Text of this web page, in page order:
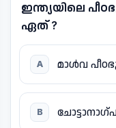
ഇന്ത്യയിലെ
ഏത് ?
A മാൾവ
B